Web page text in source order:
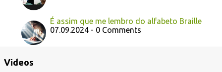
É assim que me lembro do alfabeto Braille
07.09.2024 - 0 Comments
Videos